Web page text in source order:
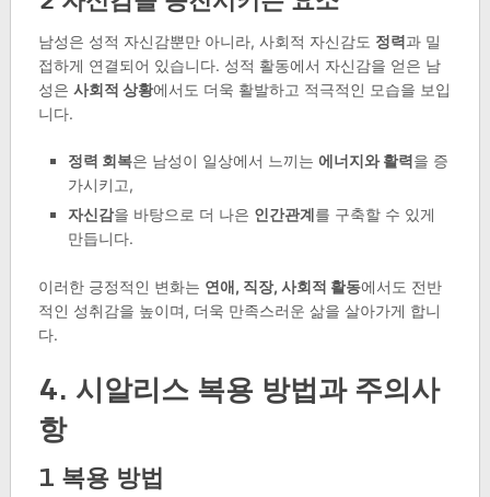
남성은 성적 자신감뿐만 아니라, 사회적 자신감도 정력과 밀
접하게 연결되어 있습니다. 성적 활동에서 자신감을 얻은 남
성은 사회적 상황에서도 더욱 활발하고 적극적인 모습을 보입
니다.
정력 회복은 남성이 일상에서 느끼는 에너지와 활력을 증
가시키고,
자신감을 바탕으로 더 나은 인간관계를 구축할 수 있게
만듭니다.
이러한 긍정적인 변화는 연애, 직장, 사회적 활동에서도 전반
적인 성취감을 높이며, 더욱 만족스러운 삶을 살아가게 합니
다.
4. 시알리스 복용 방법과 주의사
항
1 복용 방법